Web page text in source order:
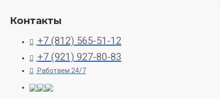
Контакты
+7 (812) 565-51-12
+7 (921) 927-80-83
Работаем 24/7